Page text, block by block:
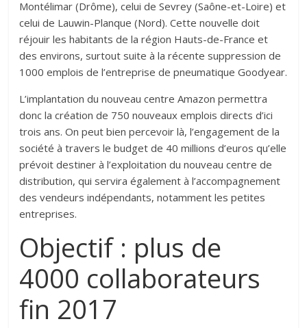
Montélimar (Drôme), celui de Sevrey (Saône-et-Loire) et
celui de Lauwin-Planque (Nord). Cette nouvelle doit
réjouir les habitants de la région Hauts-de-France et
des environs, surtout suite à la récente suppression de
1000 emplois de l’entreprise de pneumatique Goodyear.
L’implantation du nouveau centre Amazon permettra
donc la création de 750 nouveaux emplois directs d’ici
trois ans. On peut bien percevoir là, l’engagement de la
société à travers le budget de 40 millions d’euros qu’elle
prévoit destiner à l’exploitation du nouveau centre de
distribution, qui servira également à l’accompagnement
des vendeurs indépendants, notamment les petites
entreprises.
Objectif : plus de
4000 collaborateurs
fin 2017